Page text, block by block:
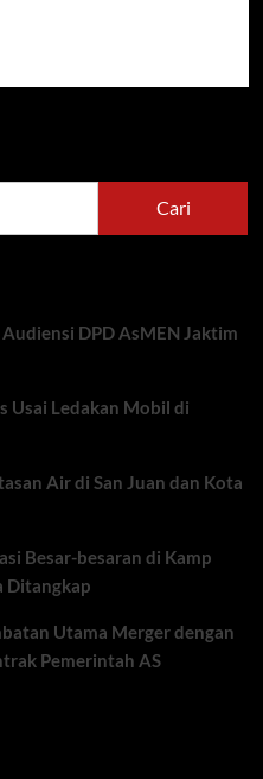
Cari
DPD AsMEN Jaktim
Usai Ledakan Mobil di
Air di San Juan dan Kota
Besar-besaran di Kamp
Ditangkap
Utama Merger dengan
Pemerintah AS